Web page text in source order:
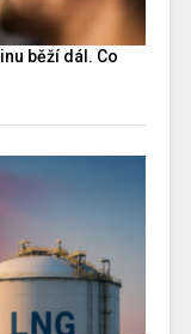
běží dál. Co